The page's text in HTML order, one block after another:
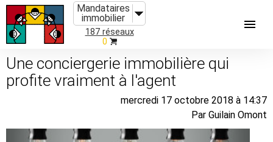
Mandataires
immobilier
187 réseaux
0
Une conciergerie immobilière qui
profite vraiment à l'agent
mercredi 17 octobre 2018 à 14:37
Par Guilain Omont